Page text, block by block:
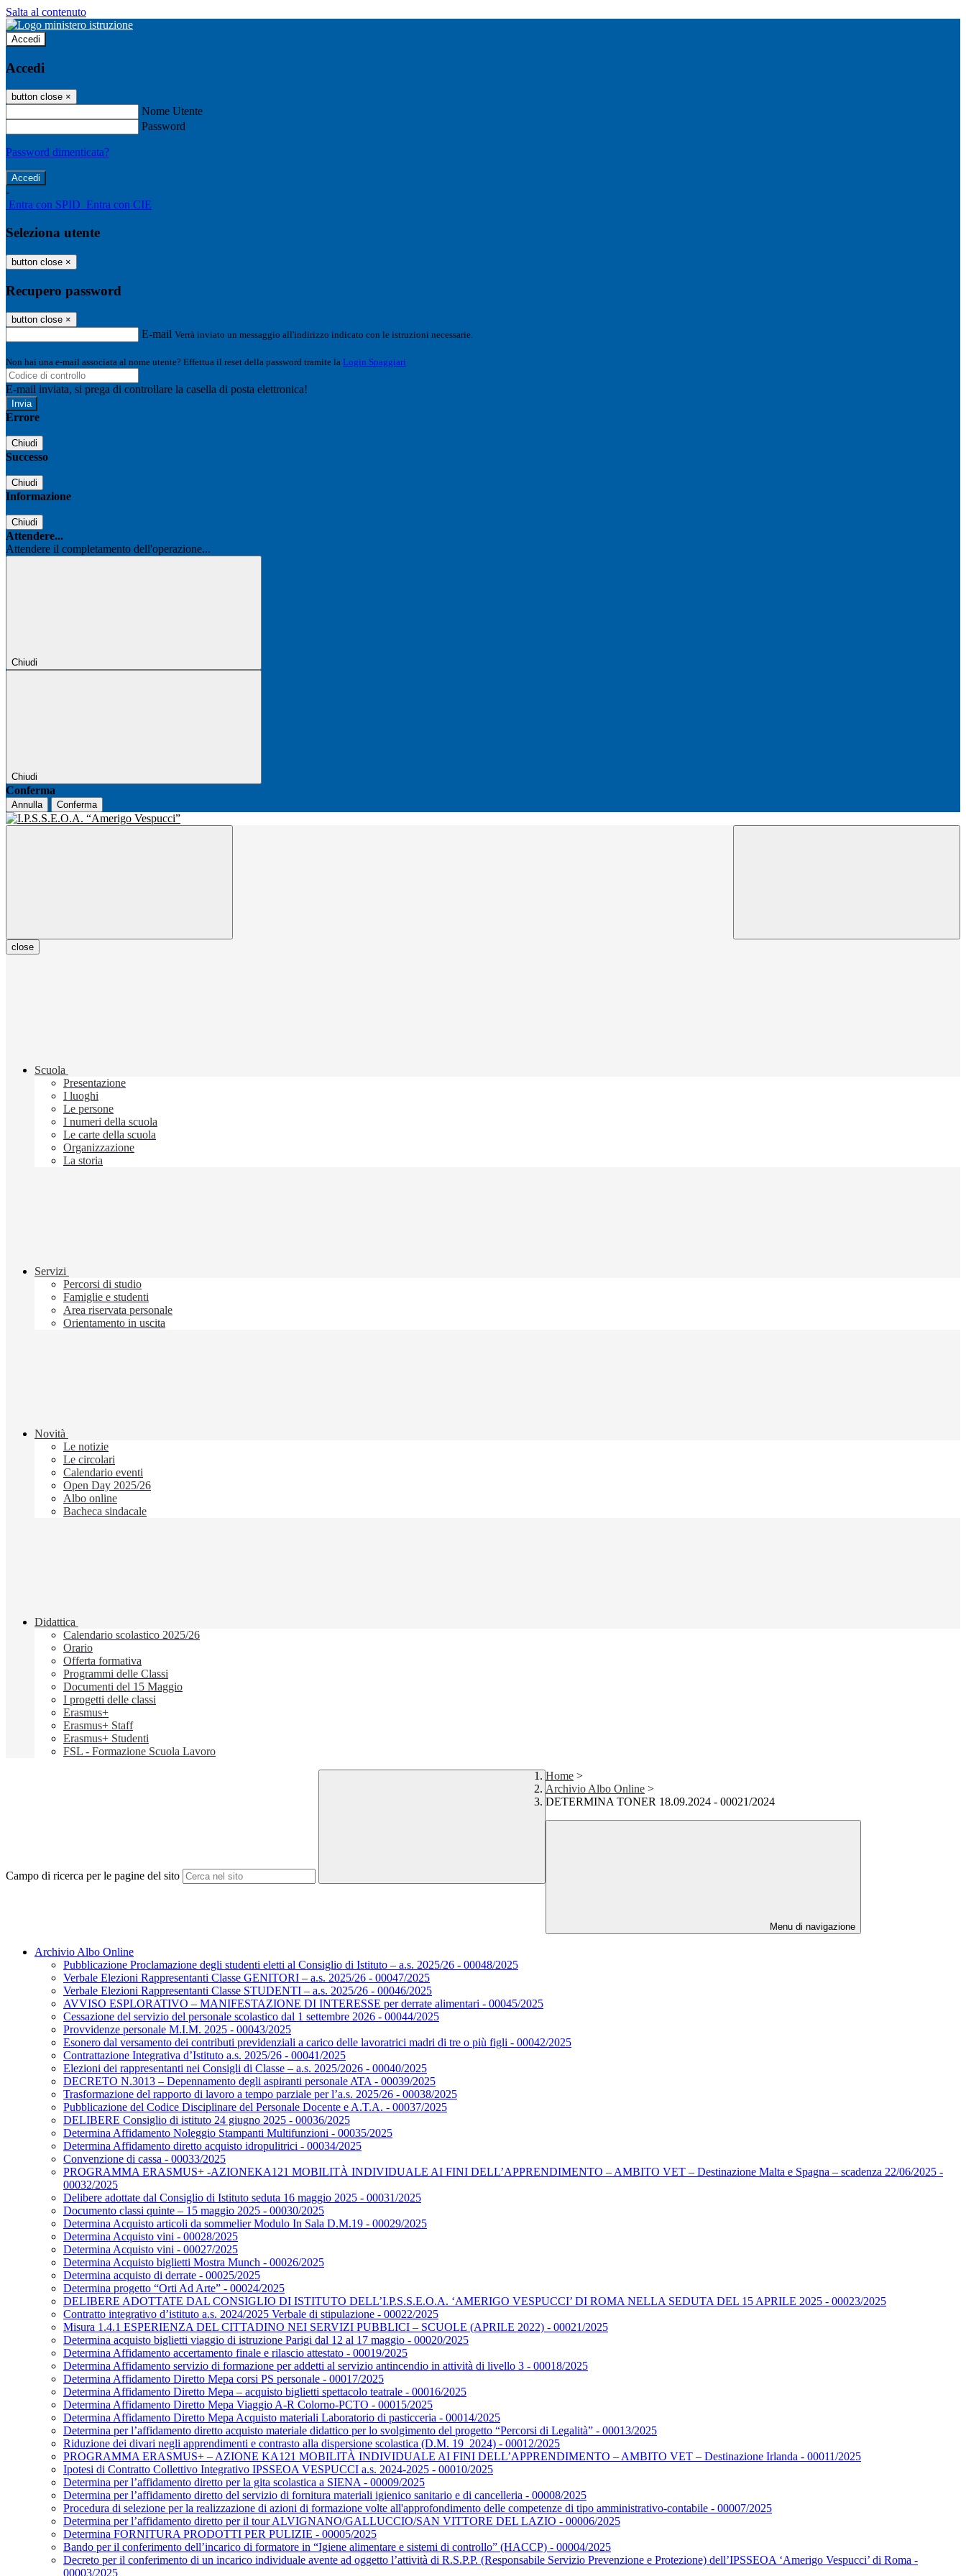
Salta al contenuto
Accedi
Accedi
button close ×
Nome Utente
Password
Password dimenticata?
-
Entra con SPID Entra con CIE
Seleziona utente
button close ×
Recupero password
button close ×
E-mail Verrà inviato un messaggio all'indirizzo indicato con le istruzioni necessarie.
Non hai una e-mail associata al nome utente? Effettua il reset della password tramite la Login Spaggiari
E-mail inviata, si prega di controllare la casella di posta elettronica!
Errore
Chiudi
Successo
Chiudi
Informazione
Chiudi
Attendere...
Attendere il completamento dell'operazione...
Chiudi
Chiudi
Conferma
Annulla Conferma
close
Scuola
Presentazione
I luoghi
Le persone
I numeri della scuola
Le carte della scuola
Organizzazione
La storia
Servizi
Percorsi di studio
Famiglie e studenti
Area riservata personale
Orientamento in uscita
Novità
Le notizie
Le circolari
Calendario eventi
Open Day 2025/26
Albo online
Bacheca sindacale
Didattica
Calendario scolastico 2025/26
Orario
Offerta formativa
Programmi delle Classi
Documenti del 15 Maggio
I progetti delle classi
Erasmus+
Erasmus+ Staff
Erasmus+ Studenti
FSL - Formazione Scuola Lavoro
Campo di ricerca per le pagine del sito
Home >
Archivio Albo Online >
DETERMINA TONER 18.09.2024 - 00021/2024
Menu di navigazione
Archivio Albo Online
Pubblicazione Proclamazione degli studenti eletti al Consiglio di Istituto – a.s. 2025/26 - 00048/2025
Verbale Elezioni Rappresentanti Classe GENITORI – a.s. 2025/26 - 00047/2025
Verbale Elezioni Rappresentanti Classe STUDENTI – a.s. 2025/26 - 00046/2025
AVVISO ESPLORATIVO – MANIFESTAZIONE DI INTERESSE per derrate alimentari - 00045/2025
Cessazione del servizio del personale scolastico dal 1 settembre 2026 - 00044/2025
Provvidenze personale M.I.M. 2025 - 00043/2025
Esonero dal versamento dei contributi previdenziali a carico delle lavoratrici madri di tre o più figli - 00042/2025
Contrattazione Integrativa d’Istituto a.s. 2025/26 - 00041/2025
Elezioni dei rappresentanti nei Consigli di Classe – a.s. 2025/2026 - 00040/2025
DECRETO N.3013 – Depennamento degli aspiranti personale ATA - 00039/2025
Trasformazione del rapporto di lavoro a tempo parziale per l’a.s. 2025/26 - 00038/2025
Pubblicazione del Codice Disciplinare del Personale Docente e A.T.A. - 00037/2025
DELIBERE Consiglio di istituto 24 giugno 2025 - 00036/2025
Determina Affidamento Noleggio Stampanti Multifunzioni - 00035/2025
Determina Affidamento diretto acquisto idropulitrici - 00034/2025
Convenzione di cassa - 00033/2025
PROGRAMMA ERASMUS+ -AZIONEKA121 MOBILITÀ INDIVIDUALE AI FINI DELL’APPRENDIMENTO – AMBITO VET – Destinazione Malta e Spagna – scadenza 22/06/2025 -
00032/2025
Delibere adottate dal Consiglio di Istituto seduta 16 maggio 2025 - 00031/2025
Documento classi quinte – 15 maggio 2025 - 00030/2025
Determina Acquisto articoli da sommelier Modulo In Sala D.M.19 - 00029/2025
Determina Acquisto vini - 00028/2025
Determina Acquisto vini - 00027/2025
Determina Acquisto biglietti Mostra Munch - 00026/2025
Determina acquisto di derrate - 00025/2025
Determina progetto “Orti Ad Arte” - 00024/2025
DELIBERE ADOTTATE DAL CONSIGLIO DI ISTITUTO DELL’I.P.S.S.E.O.A. ‘AMERIGO VESPUCCI’ DI ROMA NELLA SEDUTA DEL 15 APRILE 2025 - 00023/2025
Contratto integrativo d’istituto a.s. 2024/2025 Verbale di stipulazione - 00022/2025
Misura 1.4.1 ESPERIENZA DEL CITTADINO NEI SERVIZI PUBBLICI – SCUOLE (APRILE 2022) - 00021/2025
Determina acquisto biglietti viaggio di istruzione Parigi dal 12 al 17 maggio - 00020/2025
Determina Affidamento accertamento finale e rilascio attestato - 00019/2025
Determina Affidamento servizio di formazione per addetti al servizio antincendio in attività di livello 3 - 00018/2025
Determina Affidamento Diretto Mepa corsi PS personale - 00017/2025
Determina Affidamento Diretto Mepa – acquisto biglietti spettacolo teatrale - 00016/2025
Determina Affidamento Diretto Mepa Viaggio A-R Colorno-PCTO - 00015/2025
Determina Affidamento Diretto Mepa Acquisto materiali Laboratorio di pasticceria - 00014/2025
Determina per l’affidamento diretto acquisto materiale didattico per lo svolgimento del progetto “Percorsi di Legalità” - 00013/2025
Riduzione dei divari negli apprendimenti e contrasto alla dispersione scolastica (D.M. 19_2024) - 00012/2025
PROGRAMMA ERASMUS+ – AZIONE KA121 MOBILITÀ INDIVIDUALE AI FINI DELL’APPRENDIMENTO – AMBITO VET – Destinazione Irlanda - 00011/2025
Ipotesi di Contratto Collettivo Integrativo IPSSEOA VESPUCCI a.s. 2024-2025 - 00010/2025
Determina per l’affidamento diretto per la gita scolastica a SIENA - 00009/2025
Determina per l’affidamento diretto del servizio di fornitura materiali igienico sanitario e di cancelleria - 00008/2025
Procedura di selezione per la realizzazione di azioni di formazione volte all'approfondimento delle competenze di tipo amministrativo-contabile - 00007/2025
Determina per l’affidamento diretto per il tour ALVIGNANO/GALLUCCIO/SAN VITTORE DEL LAZIO - 00006/2025
Determina FORNITURA PRODOTTI PER PULIZIE - 00005/2025
Bando per il conferimento dell’incarico di formatore in “Igiene alimentare e sistemi di controllo” (HACCP) - 00004/2025
Decreto per il conferimento di un incarico individuale avente ad oggetto l’attività di R.S.P.P. (Responsabile Servizio Prevenzione e Protezione) dell’IPSSEOA ‘Amerigo Vespucci’ di Roma -
00003/2025